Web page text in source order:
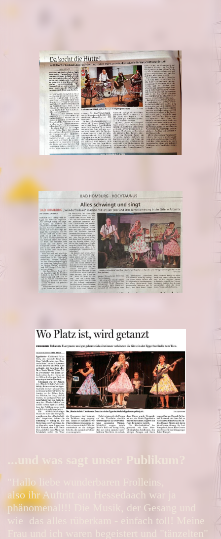
...und was sagt unser Publikum?
"Hallo liebe wunderbaren Frolleins,
also ihr Auftritt am Hessedaach war ja
phänomenal!!! Die Musik, der Gesang und
wie das alles rüberkam - einfach toll! Meine
Frau und ich waren begeistert und "tänzelten"